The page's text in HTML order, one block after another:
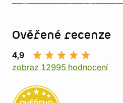
Ověřené recenze
4,9
zobraz 12995 hodnocení